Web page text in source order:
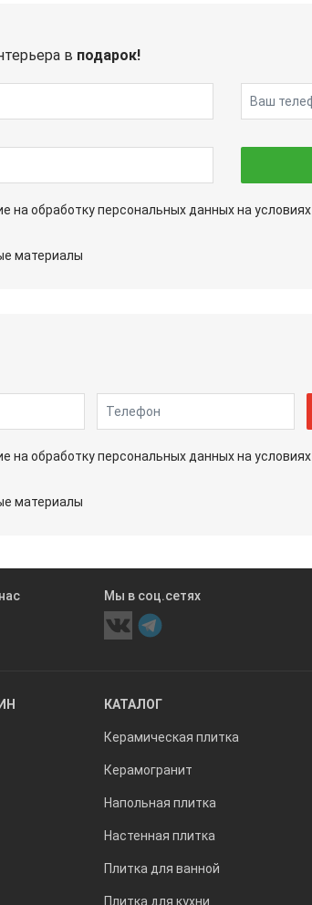
в подарок!
на обработку персональных данных на условиях
материалы
на обработку персональных данных на условиях
материалы
Мы в соц.сетях
КАТАЛОГ
Керамическая плитка
Керамогранит
Напольная плитка
Настенная плитка
Плитка для ванной
Плитка для кухни